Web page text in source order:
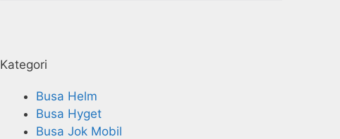
Kategori
Busa Helm
Busa Hyget
Busa Jok Mobil